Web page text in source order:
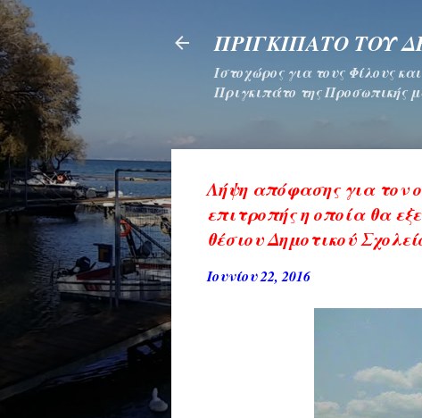
ΠΡΙΓΚΙΠΑΤΟ ΤΟΥ
Ιστοχώρος για τους Φίλους
Πριγκιπάτο της Προσωπικής
Λήψη απόφασης για τον
επιτροπής η οποία θα
θέσιου Δημοτικού
Ιουνίου 22, 2016